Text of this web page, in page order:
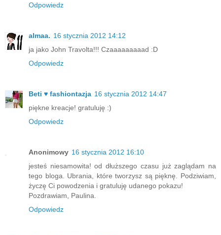
Odpowiedz
almaa. 16 stycznia 2012 14:12
ja jako John Travolta!!! Czaaaaaaaaad :D
Odpowiedz
Beti ♥ fashiontazja 16 stycznia 2012 14:47
piękne kreacje! gratuluję :)
Odpowiedz
Anonimowy 16 stycznia 2012 16:10
jesteś niesamowita! od dłuższego czasu już zaglądam na
tego bloga. Ubrania, które tworzysz są pięknę. Podziwiam,
życzę Ci powodzenia i gratuluję udanego pokazu!
Pozdrawiam, Paulina.
Odpowiedz